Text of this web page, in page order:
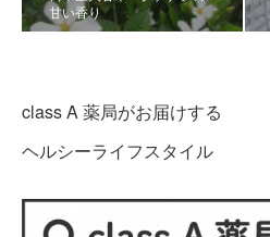
甘い香り
class A 薬局がお届けする
ヘルシーライフスタイル